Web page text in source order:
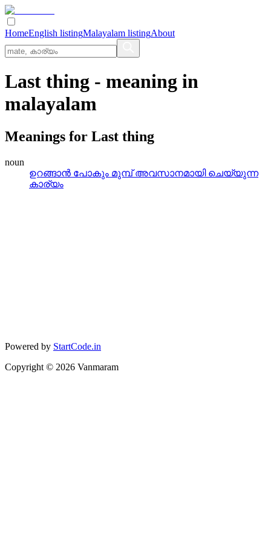
HomeEnglish listingMalayalam listingAbout
Last thing - meaning in
malayalam
Meanings for Last thing
noun
ഉറങ്ങാന്‍ പോകും മുമ്പ്‌ അവസാനമായി ചെയ്യുന്ന
കാര്യം
Powered by StartCode.in
Copyright © 2026 Vanmaram